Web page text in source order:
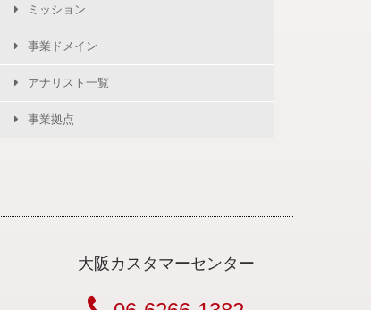
ミッション
事業ドメイン
アナリスト一覧
事業拠点
大阪カスタマーセンター